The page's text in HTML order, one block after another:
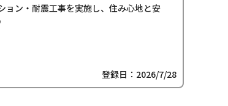
ョン・耐震工事を実施し、住み心地と安
登録日：2026/7/28